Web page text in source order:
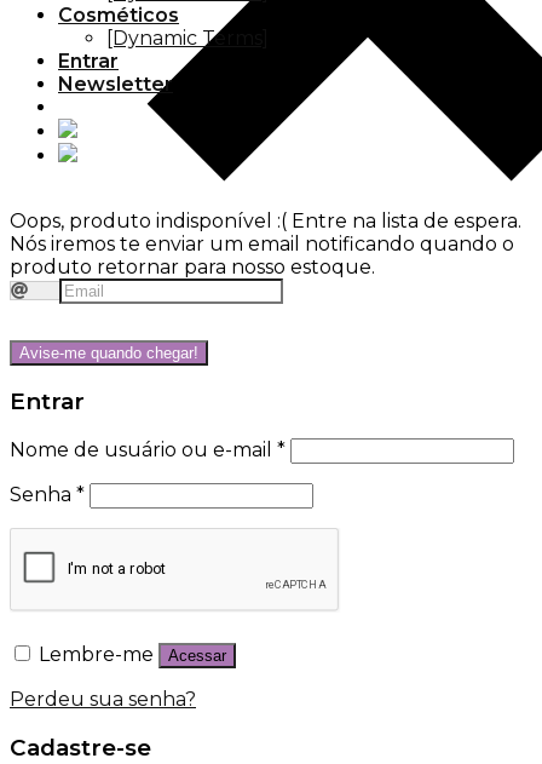
Cosméticos
[Dynamic Terms]
Entrar
Newsletter
Oops, produto indisponível :( Entre na lista de espera.
Nós iremos te enviar um email notificando quando o
produto retornar para nosso estoque.
Avise-me quando chegar!
Entrar
Nome de usuário ou e-mail *
Senha *
Lembre-me Acessar
Perdeu sua senha?
Cadastre-se